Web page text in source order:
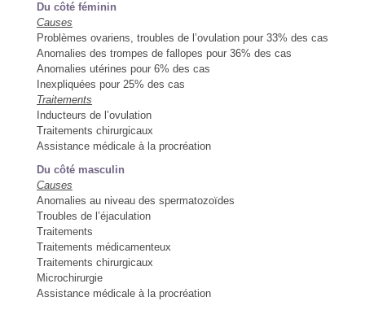
Du côté féminin
Causes
Problèmes ovariens, troubles de l’ovulation pour 33% des cas
Anomalies des trompes de fallopes pour 36% des cas
Anomalies utérines pour 6% des cas
Inexpliquées pour 25% des cas
Traitements
Inducteurs de l’ovulation
Traitements chirurgicaux
Assistance médicale à la procréation
Du côté masculin
Causes
Anomalies au niveau des spermatozoïdes
Troubles de l’éjaculation
Traitements
Traitements médicamenteux
Traitements chirurgicaux
Microchirurgie
Assistance médicale à la procréation